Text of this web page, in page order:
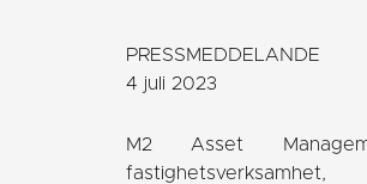
PRESSMEDDELANDE
4 juli 2023
M2 Asset